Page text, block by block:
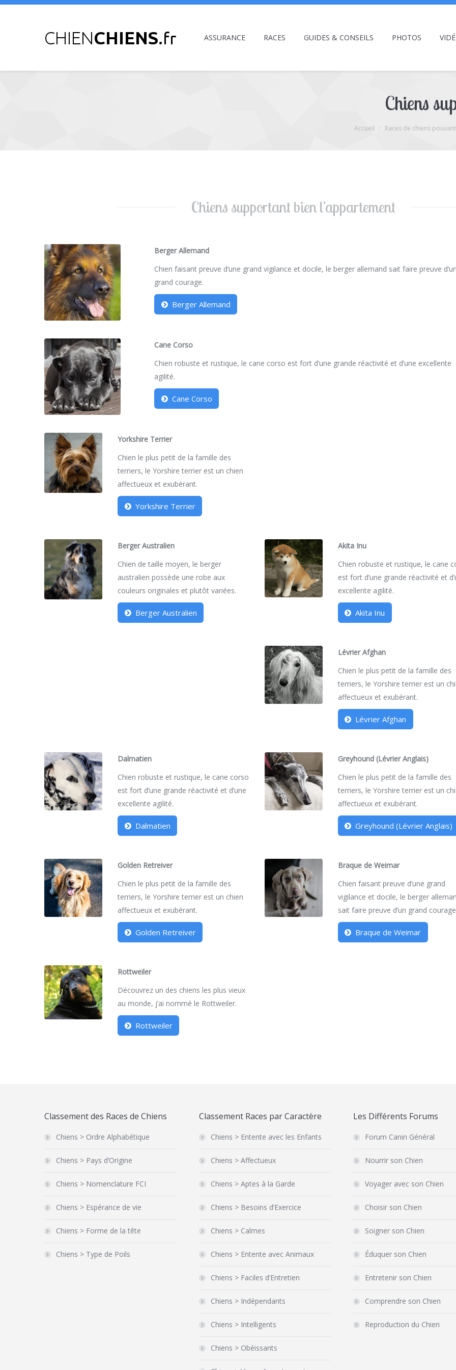
ASSURANCE RACES GUIDES & CONSEILS PHOTOS
Chiens
Accueil Races de chiens
Chiens supportant bien l'appartement
Berger Allemand
Chien faisant preuve d’une grand vigilance et docile, le berger allemand sait faire preuve d’un
grand courage.
Berger Allemand
Cane Corso
Chien robuste et rustique, le cane corso est fort d’une grande réactivité et d’une excellente
agilité.
Cane Corso
Yorkshire Terrier
Chien le plus petit de la famille des
terriers, le Yorshire terrier est un chien
affectueux et exubérant.
Yorkshire Terrier
Berger Australien
Chien de taille moyen, le berger
australien possède une robe aux
couleurs originales et plutôt variées.
Berger Australien
Akita Inu
Chien robuste et rustique, le cane
est fort d’une grande réactivité et
excellente agilité.
Akita Inu
Lévrier Afghan
Chien le plus petit de la famille des
terriers, le Yorshire terrier est un
affectueux et exubérant.
Lévrier Afghan
Dalmatien
Chien robuste et rustique, le cane corso
est fort d’une grande réactivité et d’une
excellente agilité.
Dalmatien
Greyhound (Lévrier Anglais)
Chien le plus petit de la famille des
terriers, le Yorshire terrier est un
affectueux et exubérant.
Greyhound (Lévrier Anglais)
Golden Retreiver
Chien le plus petit de la famille des
terriers, le Yorshire terrier est un chien
affectueux et exubérant.
Golden Retreiver
Braque de Weimar
Chien faisant preuve d’une grand
vigilance et docile, le berger
sait faire preuve d’un grand
Braque de Weimar
Rottweiler
Découvrez un des chiens les plus vieux
au monde, j’ai nommé le Rottweiler.
Rottweiler
Classement des Races de Chiens
Chiens > Ordre Alphabétique
Chiens > Pays d’Origine
Chiens > Nomenclature FCI
Chiens > Espérance de vie
Chiens > Forme de la tête
Chiens > Type de Poils
Classement Races par Caractère
Chiens > Entente avec les Enfants
Chiens > Affectueux
Chiens > Aptes à la Garde
Chiens > Besoins d’Exercice
Chiens > Calmes
Chiens > Entente avec Animaux
Chiens > Faciles d’Entretien
Chiens > Indépendants
Chiens > Intelligents
Chiens > Obéissants
Les Différents Forums
Forum Canin Général
Nourrir son Chien
Voyager avec son Chien
Choisir son Chien
Soigner son Chien
Éduquer son Chien
Entretenir son Chien
Comprendre son Chien
Reproduction du Chien